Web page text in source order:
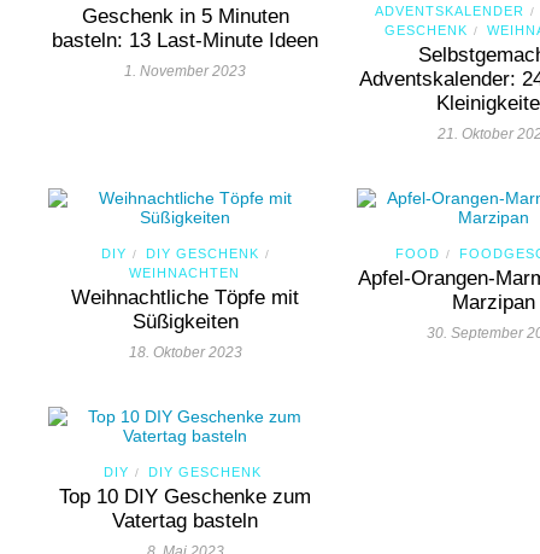
Geschenk in 5 Minuten
basteln: 13 Last-Minute Ideen
1. November 2023
ADVENTSKALENDER /
GESCHENK /
Adventskalender:
21. Oktober
DIY / DIY GESCHENK /
WEIHNACHTEN
Weihnachtliche Töpfe mit
Süßigkeiten
18. Oktober 2023
FOOD /
Apfel-Orangen-
Marzipan
30. September
DIY / DIY GESCHENK
Top 10 DIY Geschenke zum
Vatertag basteln